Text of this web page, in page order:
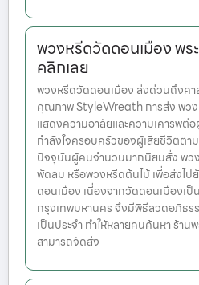
พวงหรีดวัดดอนเมือง พร
คลิกเลย
พวงหรีดวัดดอนเมือง ส่งด่วนถึงศา
คุณภาพ StyleWreath การส่ง พว
แสดงความอาลัยและความเคารพต่
กำลังใจครอบครัวของผู้เสียชีวิตตา
ปัจจุบันผู้คนจำนวนมากนิยมสั่ง พว
พัดลม หรือพวงหรีดต้นไม้ เพื่อส่งไ
ดอนเมือง เนื่องจากวัดดอนเมืองเ
กรุงเทพมหานคร จึงมีพิธีสวดอภิธ
เป็นประจำ ทำให้หลายคนค้นหา ร้า
สามารถจัดส่ง